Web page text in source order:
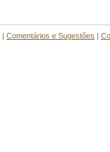
| Comentários e Sugestões |